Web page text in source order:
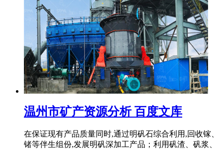
温州市矿产资源分析 百度文库
在保证现有产品质量同时,通过明矾石综合利用,回收镓、
锗等伴生组份,发展明矾深加工产品；利用矾渣、矾浆、